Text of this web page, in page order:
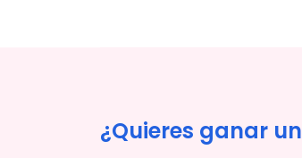
¿Quieres ganar un